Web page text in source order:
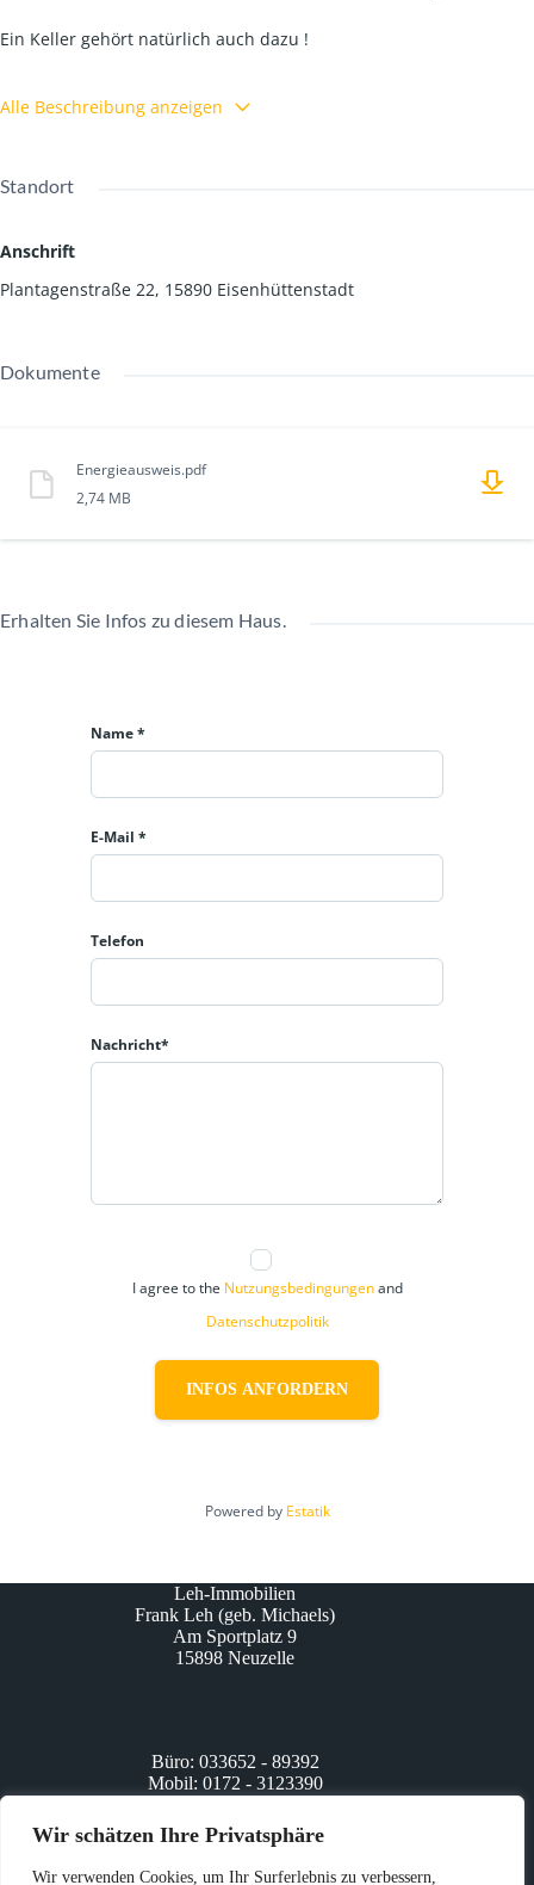
Wir schätzen Ihre Privatsphäre
Wir verwenden Cookies, um Ihr Surferlebnis zu verbessern,
Ein Keller gehört natürlich auch dazu !
Alle Beschreibung anzeigen
Standort
Anschrift
Plantagenstraße 22, 15890 Eisenhüttenstadt
Dokumente
Energieausweis.pdf
2,74 MB
Erhalten Sie Infos zu diesem Haus.
Name *
E-Mail *
Telefon
Nachricht*
I agree to the Nutzungsbedingungenand
Datenschutzpolitik
INFOS ANFORDERN
Powered by Estatik
Leh-Immobilien
Frank Leh (geb. Michaels)
Am Sportplatz 9
15898 Neuzelle
Büro: 033652 - 89392
Mobil: 0172 - 3123390
info@leh-immobilien.de